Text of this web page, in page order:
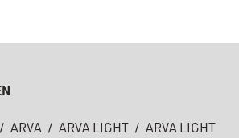
/ ARVA / ARVA LIGHT / ARVA LIGHT